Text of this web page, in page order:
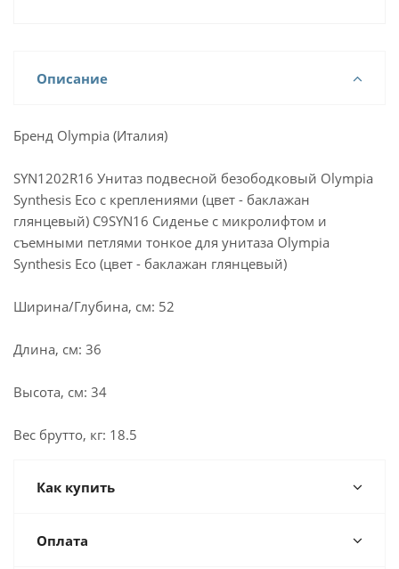
Описание
Бренд Olympia (Италия)
SYN1202R16 Унитаз подвесной безободковый Olympia
Synthesis Eco с креплениями (цвет - баклажан
глянцевый) C9SYN16 Сиденье с микролифтом и
съемными петлями тонкое для унитаза Olympia
Synthesis Eco (цвет - баклажан глянцевый)
Ширина/Глубина, см: 52
Длина, см: 36
Высота, см: 34
Вес брутто, кг: 18.5
Как купить
Оплата